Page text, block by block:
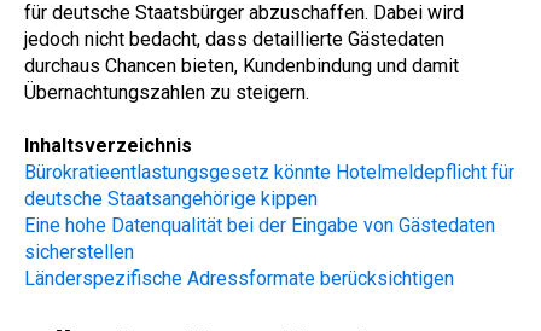
für deutsche Staatsbürger abzuschaffen. Dabei wird
jedoch nicht bedacht, dass detaillierte Gästedaten
durchaus Chancen bieten, Kundenbindung und damit
Übernachtungszahlen zu steigern.
Inhaltsverzeichnis
Bürokratieentlastungsgesetz könnte Hotelmeldepflicht für
deutsche Staatsangehörige kippen
Eine hohe Datenqualität bei der Eingabe von Gästedaten
sicherstellen
Länderspezifische Adressformate berücksichtigen